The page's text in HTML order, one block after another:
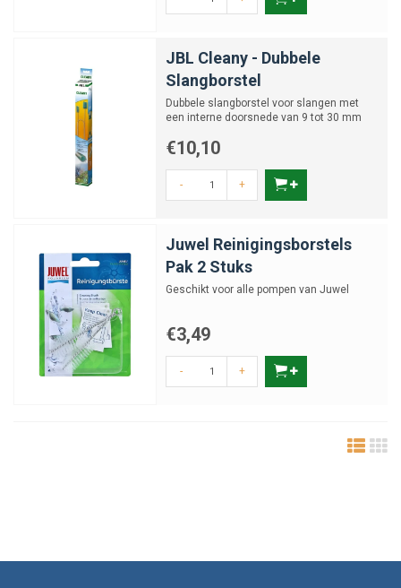
JBL Cleany - Dubbele
Slangborstel
Dubbele slangborstel voor slangen met
een interne doorsnede van 9 tot 30 mm
€10,10
- +
Juwel Reinigingsborstels
Pak 2 Stuks
Geschikt voor alle pompen van Juwel
€3,49
- +